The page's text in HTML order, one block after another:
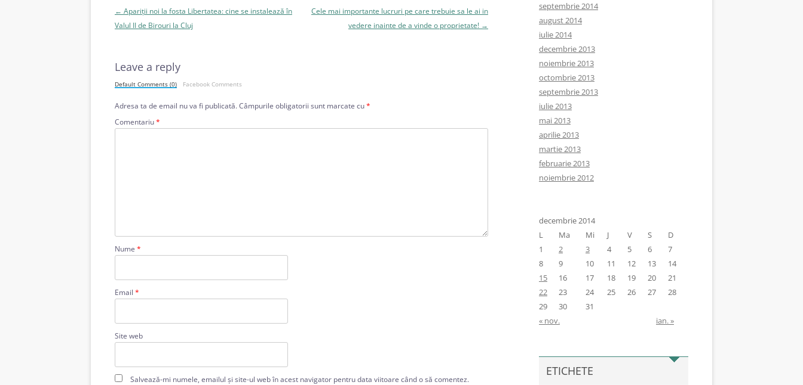
Navigare
în
← Apariții noi la fosta Libertatea: cine se instalează în
Valul II de Birouri la Cluj
Cele mai importante lucruri pe care trebuie sa le ai in
vedere inainte de a vinde o proprietate! →
Leave a reply
Default Comments (0) Facebook Comments
Adresa ta de email nu va fi publicată.Câmpurile obligatorii sunt marcate cu*
Comentariu*
Nume *
Email *
Site web
Salvează-mi numele, emailul și site-ul web în acest navigator pentru data viitoare când o să comentez.
septembrie 2014
august 2014
iulie 2014
decembrie 2013
noiembrie 2013
octombrie 2013
septembrie 2013
iulie 2013
mai 2013
aprilie 2013
martie 2013
februarie 2013
noiembrie 2012
decembrie 2014
L
Ma Mi J V S
D
1
2 3 4 5 6
7
8
9 10 11 12 13
14
15
16 17 18 19 20
21
22
23 24 25 26 27
28
29
30
31
« nov.
ian. »
ETICHETE